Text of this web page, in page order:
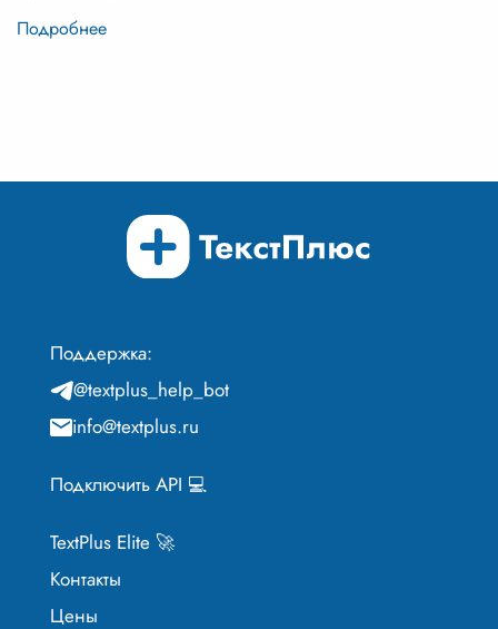
Поддержка:
@textplus_help_bot
info@textplus.ru
Подключить API 💻
TextPlus Elite 🚀
Контакты
Цены